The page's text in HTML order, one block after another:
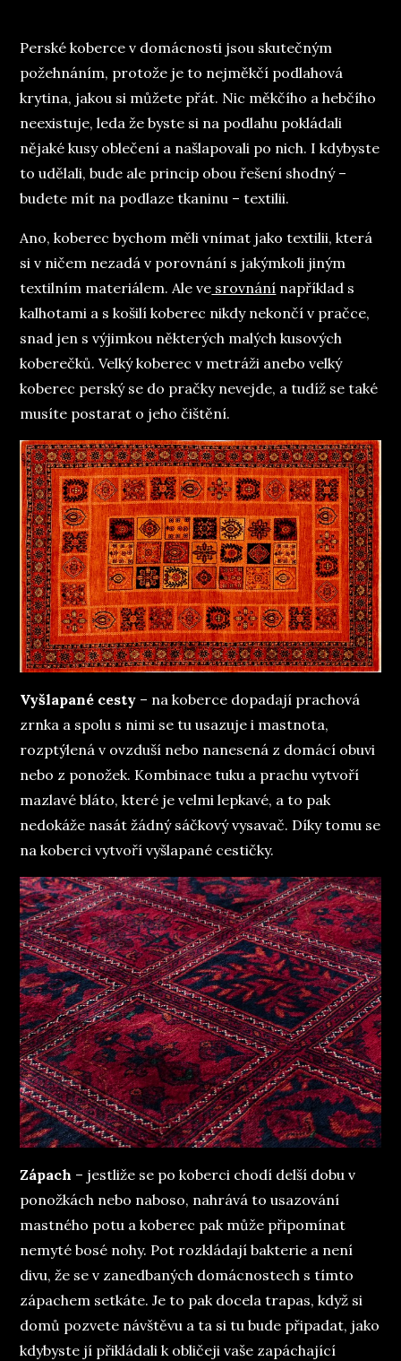
Perské koberce v domácnosti jsou skutečným
požehnáním, protože je to nejměkčí podlahová
krytina, jakou si můžete přát. Nic měkčího a hebčího
neexistuje, leda že byste si na podlahu pokládali
nějaké kusy oblečení a našlapovali po nich. I kdybyste
to udělali, bude ale princip obou řešení shodný –
budete mít na podlaze tkaninu – textilii.
Ano, koberec bychom měli vnímat jako textilii, která
si v ničem nezadá v porovnání s jakýmkoli jiným
textilním materiálem. Ale ve srovnání například s
kalhotami a s košilí koberec nikdy nekončí v pračce,
snad jen s výjimkou některých malých kusových
koberečků. Velký koberec v metráži anebo velký
koberec perský se do pračky nevejde, a tudíž se také
musíte postarat o jeho čištění.
Vyšlapané cesty – na koberce dopadají prachová
zrnka a spolu s nimi se tu usazuje i mastnota,
rozptýlená v ovzduší nebo nanesená z domácí obuvi
nebo z ponožek. Kombinace tuku a prachu vytvoří
mazlavé bláto, které je velmi lepkavé, a to pak
nedokáže nasát žádný sáčkový vysavač. Díky tomu se
na koberci vytvoří vyšlapané cestičky.
Zápach – jestliže se po koberci chodí delší dobu v
ponožkách nebo naboso, nahrává to usazování
mastného potu a koberec pak může připomínat
nemyté bosé nohy. Pot rozkládají bakterie a není
divu, že se v zanedbaných domácnostech s tímto
zápachem setkáte. Je to pak docela trapas, když si
domů pozvete návštěvu a ta si tu bude připadat, jako
kdybyste jí přikládali k obličeji vaše zapáchající